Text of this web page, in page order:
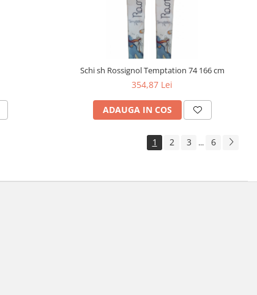
Schi sh Rossignol Temptation 74 166 cm
354,87 Lei
ADAUGA IN COS
1 2 3 ... 6